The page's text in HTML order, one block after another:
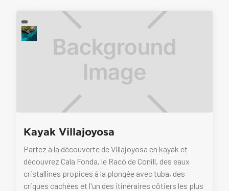
Kayak Villajoyosa
Partez à la découverte de Villajoyosa en kayak et
découvrez Cala Fonda, le Racó de Conill, des eaux
cristallines propices à la plongée avec tuba, des
criques cachées et l'un des itinéraires côtiers les plus